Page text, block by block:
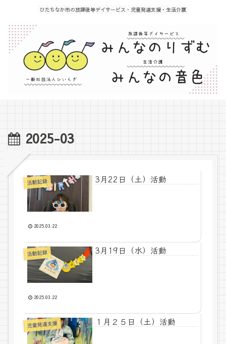
ひたちなか市の放課後等デイサービス・児童発達支援・生活介護
2025-03
活動記録 3月22日（土）活動
2025.03.22
活動記録 3月19日（水）活動
2025.03.22
児童発達支援 １月２５日（土）活動